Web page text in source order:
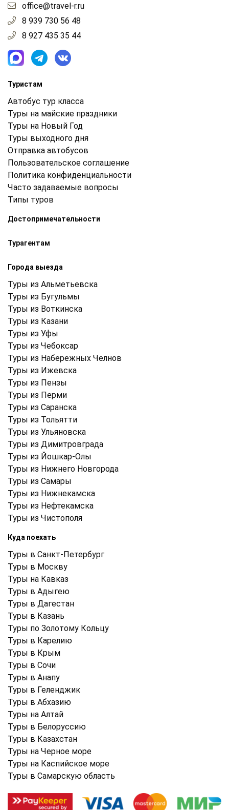
office@travel-r.ru
8 939 730 56 48
8 927 435 35 44
Туристам
Автобус тур класса
Туры на майские праздники
Туры на Новый Год
Туры выходного дня
Отправка автобусов
Пользовательское соглашение
Политика конфиденциальности
Часто задаваемые вопросы
Типы туров
Достопримечательности
Турагентам
Города выезда
Туры из Альметьевска
Туры из Бугульмы
Туры из Воткинска
Туры из Казани
Туры из Уфы
Туры из Чебоксар
Туры из Набережных Челнов
Туры из Ижевска
Туры из Пензы
Туры из Перми
Туры из Саранска
Туры из Тольятти
Туры из Ульяновска
Туры из Димитровграда
Туры из Йошкар-Олы
Туры из Нижнего Новгорода
Туры из Самары
Туры из Нижнекамска
Туры из Нефтекамска
Туры из Чистополя
Куда поехать
Туры в Санкт-Петербург
Туры в Москву
Туры на Кавказ
Туры в Адыгею
Туры в Дагестан
Туры в Казань
Туры по Золотому Кольцу
Туры в Карелию
Туры в Крым
Туры в Cочи
Туры в Анапу
Туры в Геленджик
Туры в Абхазию
Туры на Алтай
Туры в Белоруссию
Туры в Казахстан
Туры на Черное море
Туры на Каспийское море
Туры в Самарскую область